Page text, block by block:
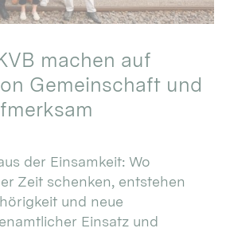
machen auf
Gemeinschaft und
der Einsamkeit: Wo
Zeit schenken, entstehen
und neue
Einsatz und